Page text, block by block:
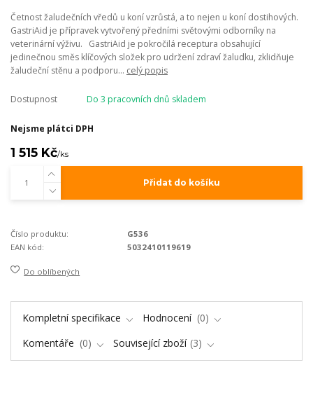
Četnost žaludečních vředů u koní vzrůstá, a to nejen u koní dostihových.
GastriAid je přípravek vytvořený předními světovými odborníky na
veterinární výživu. GastriAid je pokročilá receptura obsahující
jedinečnou směs klíčových složek pro udržení zdraví žaludku, zklidňuje
žaludeční stěnu a podporu... celý popis
Dostupnost Do 3 pracovních dnů skladem
Nejsme plátci DPH
1 515 Kč/ks
Přidat do košíku
Číslo produktu:
G536
EAN kód:
5032410119619
Do oblíbených
Kompletní specifikace Hodnocení
0
Komentáře
0 Související zboží 3